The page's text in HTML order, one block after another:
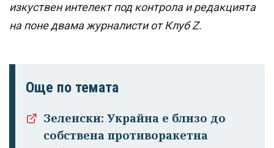
Успешно
излязохте от
изкуствен интелект под контрола и редакцията
на поне двама журналисти от Клуб Z.
Още по темата
Зеленски: Украйна е близо до
собствена противоракетна